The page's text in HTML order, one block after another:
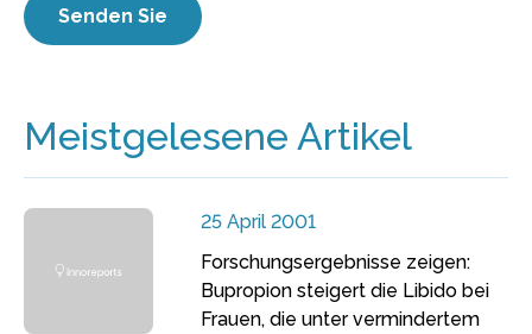
Meistgelesene Artikel
25 April 2001
Forschungsergebnisse zeigen:
Bupropion steigert die Libido bei
Frauen, die unter vermindertem